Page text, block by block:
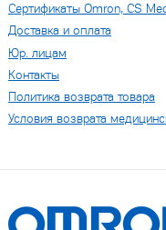
Сертификаты Omron, CS
Доставка и оплата
Юр. лицам
Контакты
Политика возврата товара
Условия возврата